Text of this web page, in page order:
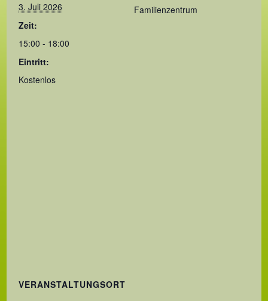
3. Juli 2026
Zeit:
15:00 - 18:00
Eintritt:
Kostenlos
Familienzentrum
VERANSTALTUNGSORT